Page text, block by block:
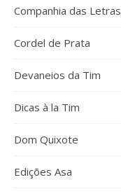
Companhia das Letras
Cordel de Prata
Devaneios da Tim
Dicas à la Tim
Dom Quixote
Edições Asa